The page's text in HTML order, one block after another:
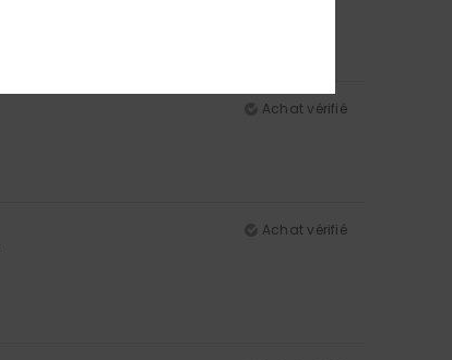
Achat vérifié
Achat vérifié